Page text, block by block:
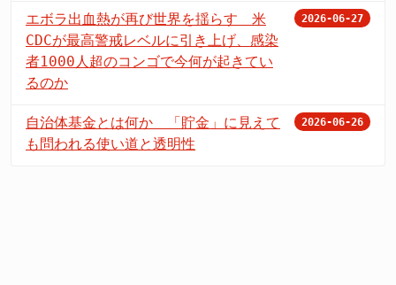
エボラ出血熱が再び世界を揺らす 米
CDCが最高警戒レベルに引き上げ、感染
者1000人超のコンゴで今何が起きてい
るのか
2026-06-27
自治体基金とは何か 「貯金」に見えて
も問われる使い道と透明性
2026-06-26